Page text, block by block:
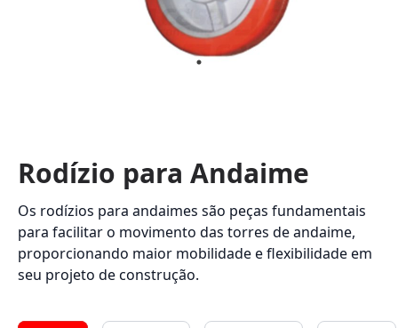
Rodízio para Andaime
Os rodízios para andaimes são peças fundamentais
para facilitar o movimento das torres de andaime,
proporcionando maior mobilidade e flexibilidade em
seu projeto de construção.